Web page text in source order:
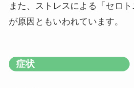
また、ストレスによる「セロ
が原因ともいわれています。
症状